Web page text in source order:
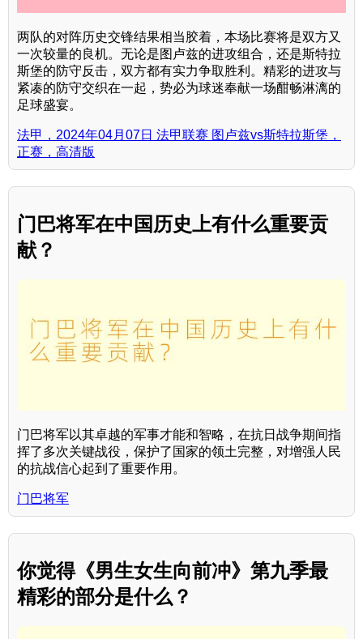
两队的对阵历史交锋结果相当胶着，本场比赛将是双方又
一次较量的良机。无论是图卢兹的进攻组合，还是斯特拉
斯堡的防守反击，双方都有实力争取胜利。精彩的进攻与
紧凑的防守交织在一起，势必为球迷奉献一场酣畅淋漓的
足球盛宴。
法甲，2024年04月07日 法甲联赛 图卢兹vs斯特拉斯堡，
正赛，高清版
门巴将军在中国历史上有什么重要贡
献？
门巴将军以其卓越的军事才能和智略，在抗日战争期间指
挥了多次关键战役，保护了国家的领土完整，对增强人民
的抗战信心起到了重要作用。
门巴将军
你觉得《男生女生向前冲》第九季最
精彩的部分是什么？